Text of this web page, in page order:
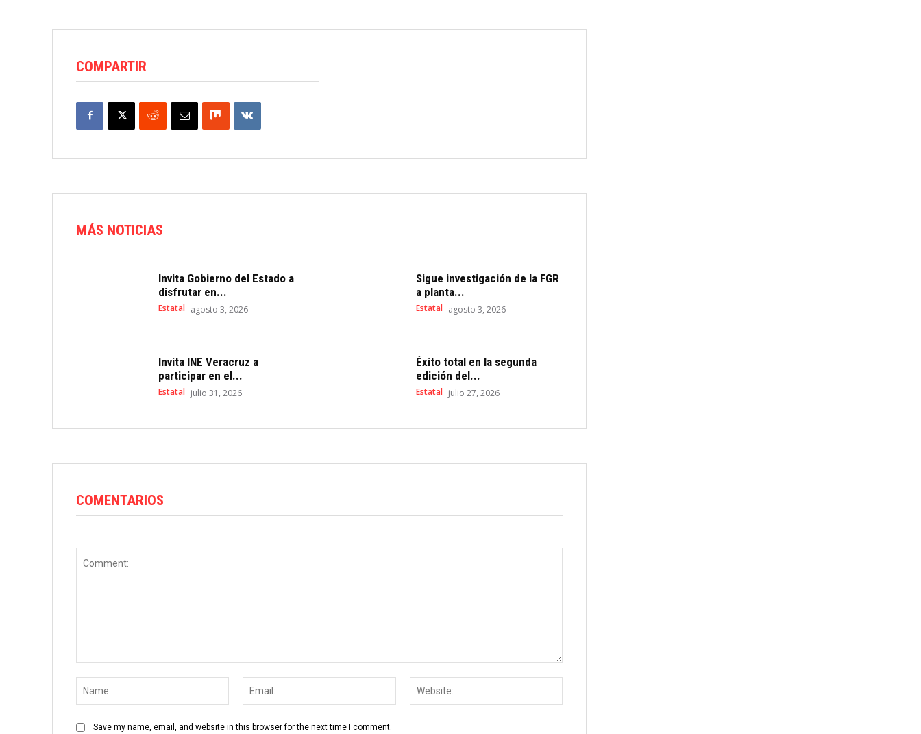
COMPARTIR
MÁS NOTICIAS
Invita Gobierno del Estado a
disfrutar en...
Estatal agosto 3, 2026
Sigue investigación de la FGR
a planta...
Estatal agosto 3, 2026
Invita INE Veracruz a
participar en el...
Estatal julio 31, 2026
Éxito total en la segunda
edición del...
Estatal julio 27, 2026
COMENTARIOS
Save my name, email, and website in this browser for the next time I comment.